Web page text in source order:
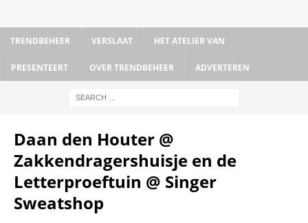
TRENDBEHEER VERSLAAT HET ATELIER VAN
PRESENTEERT OVER TRENDBEHEER ADVERTEREN
Daan den Houter @
Zakkendragershuisje en de
Letterproeftuin @ Singer
Sweatshop